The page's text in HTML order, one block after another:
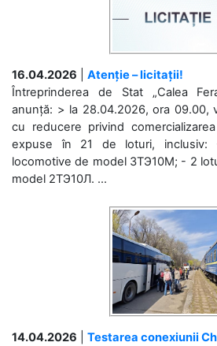
16.04.2026
Atenție – licitații!
Întreprinderea de Stat „Calea
anunță: > la 28.04.2026, ora 09.00,
cu reducere privind
expuse în 21 de loturi,
locomotive de model 3ТЭ10М; - 2
model 2ТЭ10Л. ...
14.04.2026
Testarea conexiunii